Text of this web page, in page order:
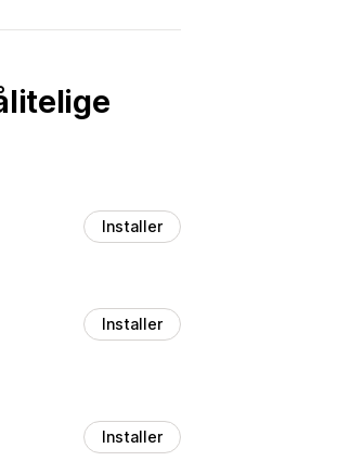
Installer
Installer
Installer